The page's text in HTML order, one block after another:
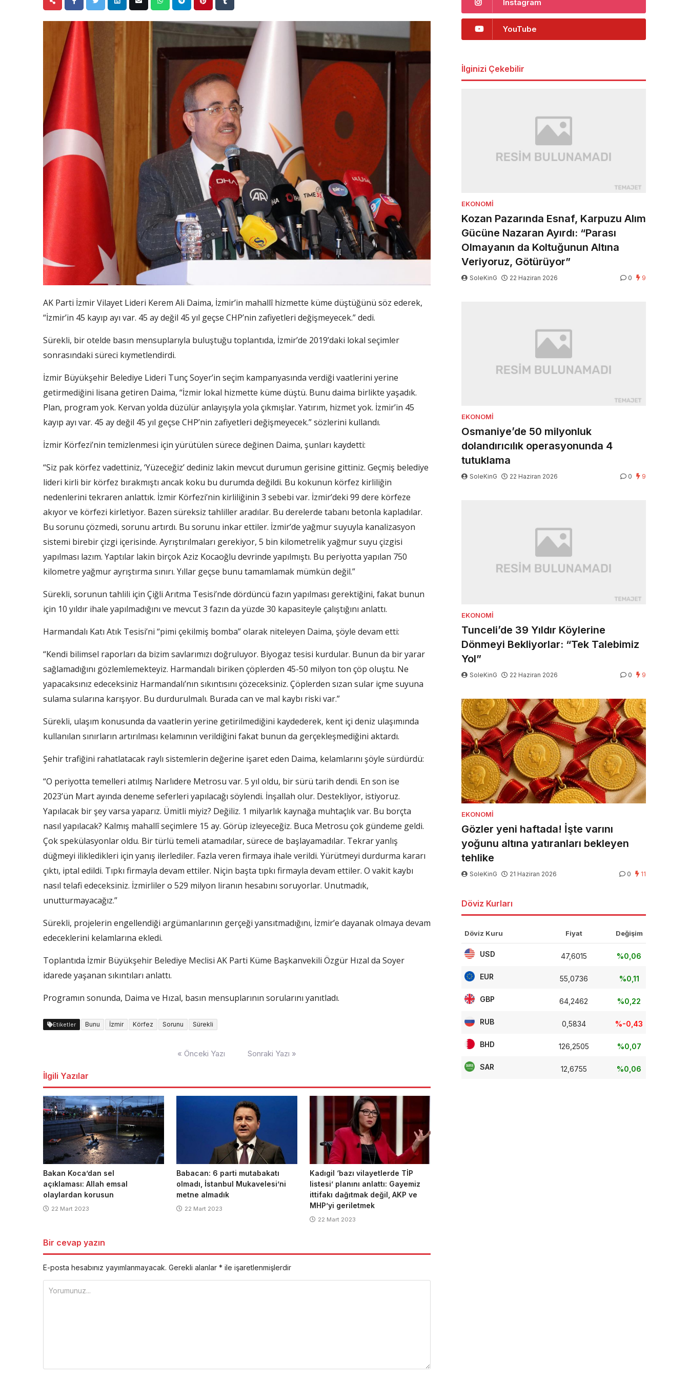
AK Parti İzmir Vilayet Lideri Kerem Ali Daima, İzmir’in mahallî hizmette küme düştüğünü söz ederek,
“İzmir’in 45 kayıp ayı var. 45 ay değil 45 yıl geçse CHP’nin zafiyetleri değişmeyecek.” dedi.
Sürekli, bir otelde basın mensuplarıyla buluştuğu toplantıda, İzmir’de 2019’daki lokal seçimler
sonrasındaki süreci kıymetlendirdi.
İzmir Büyükşehir Belediye Lideri Tunç Soyer’in seçim kampanyasında verdiği vaatlerini yerine
getirmediğini lisana getiren Daima, “İzmir lokal hizmette küme düştü. Bunu daima birlikte yaşadık.
Plan, program yok. Kervan yolda düzülür anlayışıyla yola çıkmışlar. Yatırım, hizmet yok. İzmir’in 45
kayıp ayı var. 45 ay değil 45 yıl geçse CHP’nin zafiyetleri değişmeyecek.” sözlerini kullandı.
İzmir Körfezi’nin temizlenmesi için yürütülen sürece değinen Daima, şunları kaydetti:
“Siz pak körfez vadettiniz, ‘Yüzeceğiz’ dediniz lakin mevcut durumun gerisine gittiniz. Geçmiş belediye
lideri kirli bir körfez bırakmıştı ancak koku bu durumda değildi. Bu kokunun körfez kirliliğin
nedenlerini tekraren anlattık. İzmir Körfezi’nin kirliliğinin 3 sebebi var. İzmir’deki 99 dere körfeze
akıyor ve körfezi kirletiyor. Bazen süreksiz tahliller aradılar. Bu derelerde tabanı betonla kapladılar.
Bu sorunu çözmedi, sorunu artırdı. Bu sorunu inkar ettiler. İzmir’de yağmur suyuyla kanalizasyon
sistemi birebir çizgi içerisinde. Ayrıştırılmaları gerekiyor, 5 bin kilometrelik yağmur suyu çizgisi
yapılması lazım. Yaptılar lakin birçok Aziz Kocaoğlu devrinde yapılmıştı. Bu periyotta yapılan 750
kilometre yağmur ayrıştırma sınırı. Yıllar geçse bunu tamamlamak mümkün değil.”
Sürekli, sorunun tahlili için Çiğli Arıtma Tesisi’nde dördüncü fazın yapılması gerektiğini, fakat bunun
için 10 yıldır ihale yapılmadığını ve mevcut 3 fazın da yüzde 30 kapasiteyle çalıştığını anlattı.
Harmandalı Katı Atık Tesisi’ni “pimi çekilmiş bomba” olarak niteleyen Daima, şöyle devam etti:
“Kendi bilimsel raporları da bizim savlarımızı doğruluyor. Biyogaz tesisi kurdular. Bunun da bir yarar
sağlamadığını gözlemlemekteyiz. Harmandalı biriken çöplerden 45-50 milyon ton çöp oluştu. Ne
yapacaksınız edeceksiniz Harmandalı’nın sıkıntısını çözeceksiniz. Çöplerden sızan sular içme suyuna
sulama sularına karışıyor. Bu durdurulmalı. Burada can ve mal kaybı riski var.”
Sürekli, ulaşım konusunda da vaatlerin yerine getirilmediğini kaydederek, kent içi deniz ulaşımında
kullanılan sınırların artırılması kelamının verildiğini fakat bunun da gerçekleşmediğini aktardı.
Şehir trafiğini rahatlatacak raylı sistemlerin değerine işaret eden Daima, kelamlarını şöyle sürdürdü:
“O periyotta temelleri atılmış Narlıdere Metrosu var. 5 yıl oldu, bir sürü tarih dendi. En son ise
2023’ün Mart ayında deneme seferleri yapılacağı söylendi. İnşallah olur. Destekliyor, istiyoruz.
Yapılacak bir şey varsa yaparız. Ümitli miyiz? Değiliz. 1 milyarlık kaynağa muhtaçlık var. Bu borçta
nasıl yapılacak? Kalmış mahallî seçimlere 15 ay. Görüp izleyeceğiz. Buca Metrosu çok gündeme geldi.
Çok spekülasyonlar oldu. Bir türlü temeli atamadılar, sürece de başlayamadılar. Tekrar yanlış
düğmeyi ilikledikleri için yanış ilerlediler. Fazla veren firmaya ihale verildi. Yürütmeyi durdurma kararı
çıktı, iptal edildi. Tıpkı firmayla devam ettiler. Niçin başta tıpkı firmayla devam ettiler. O vakit kaybı
nasıl telafi edeceksiniz. İzmirliler o 529 milyon liranın hesabını soruyorlar. Unutmadık,
unutturmayacağız.”
Sürekli, projelerin engellendiği argümanlarının gerçeği yansıtmadığını, İzmir’e dayanak olmaya devam
edeceklerini kelamlarına ekledi.
Toplantıda İzmir Büyükşehir Belediye Meclisi AK Parti Küme Başkanvekili Özgür Hızal da Soyer
idarede yaşanan sıkıntıları anlattı.
Programın sonunda, Daima ve Hızal, basın mensuplarının sorularını yanıtladı.
Etiketler Bunu İzmir Körfez Sorunu Sürekli
« Önceki Yazı Sonraki Yazı »
İlgili Yazılar
Bakan Koca’dan sel
açıklaması: Allah emsal
olaylardan korusun
22 Mart 2023
Babacan: 6 parti mutabakatı
olmadı, İstanbul Mukavelesi’ni
metne almadık
22 Mart 2023
Kadıgil ‘bazı vilayetlerde TİP
listesi’ planını anlattı: Gayemiz
ittifakı dağıtmak değil, AKP ve
MHP’yi geriletmek
22 Mart 2023
Bir cevap yazın
E-posta hesabınız yayımlanmayacak. Gerekli alanlar * ile işaretlenmişlerdir
Instagram
YouTube
İlginizi Çekebilir
EKONOMI
Kozan Pazarında Esnaf, Karpuzu Alım
Gücüne Nazaran Ayırdı: “Parası
Olmayanın da Koltuğunun Altına
Veriyoruz, Götürüyor”
SoleKinG 22 Haziran 2026 0 9
EKONOMI
Osmaniye’de 50 milyonluk
dolandırıcılık operasyonunda 4
tutuklama
SoleKinG 22 Haziran 2026 0 9
EKONOMI
Tunceli’de 39 Yıldır Köylerine
Dönmeyi Bekliyorlar: “Tek Talebimiz
Yol”
SoleKinG 22 Haziran 2026 0 9
EKONOMI
Gözler yeni haftada! İşte varını
yoğunu altına yatıranları bekleyen
tehlike
SoleKinG 21 Haziran 2026 0 11
Döviz Kurları
Döviz Kuru Fiyat Değişim
USD 47,6015 %0,06
EUR 55,0736 %0,11
GBP 64,2462 %0,22
RUB 0,5834 %-0,43
BHD 126,2505 %0,07
SAR 12,6755 %0,06